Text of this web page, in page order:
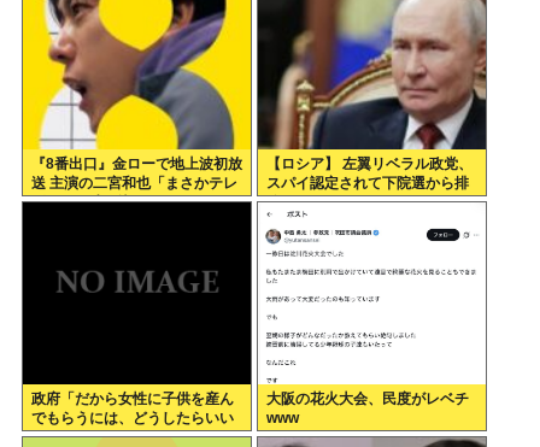
『8番出口』金ローで地上波初放
送 主演の二宮和也「まさかテレ
ビにまで迷い込んでしまうと
【ロシア】 左翼リベラル政党、
スパイ認定されて下院選から排
除
政府「だから女性に子供を産ん
でもらうには、どうしたらいい
のよ;;」
大阪の花火大会、民度がレベチ
www